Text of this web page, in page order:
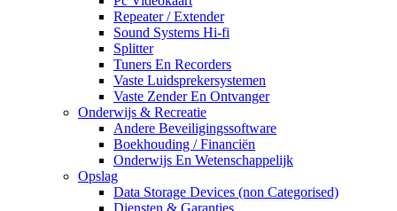
Repeater / Extender
Sound Systems Hi-fi
Splitter
Tuners En Recorders
Vaste Luidsprekersystemen
Vaste Zender En Ontvanger
Onderwijs & Recreatie
Andere Beveiligingssoftware
Boekhouding / Financiën
Onderwijs En Wetenschappelijk
Opslag
Data Storage Devices (non Categorised)
Diensten & Garanties